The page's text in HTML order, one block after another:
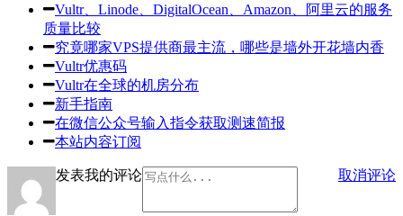
Vultr、Linode、DigitalOcean、Amazon、阿里云的服务
质量比较
究竟哪家VPS提供商最主流，哪些是墙外开花墙内香
Vultr优惠码
Vultr在全球的机房分布
新手指南
在微信公众号输入指令获取测速简报
本站内容订阅
发表我的评论 取消评论